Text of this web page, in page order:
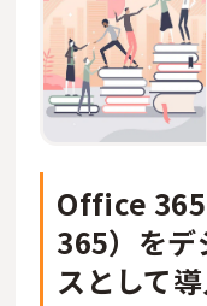
Office
365）をデ
スとして